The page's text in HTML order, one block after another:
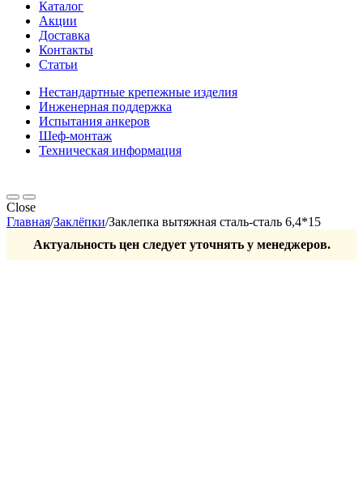
Каталог
Акции
Доставка
Контакты
Статьи
Нестандартные крепежные изделия
Инженерная поддержка
Испытания анкеров
Шеф-монтаж
Техническая информация
Close
Главная/Заклёпки/Заклепка вытяжная сталь-сталь 6,4*15
Актуальность цен следует уточнять у менеджеров.